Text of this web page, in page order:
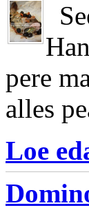
pere
alles
Loe